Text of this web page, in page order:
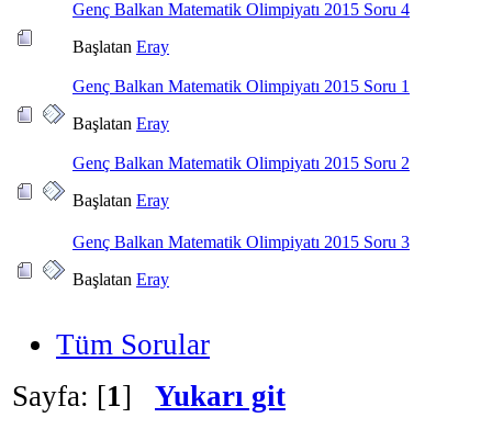
Genç Balkan Matematik Olimpiyatı 2015 Soru 4
Başlatan Eray
Genç Balkan Matematik Olimpiyatı 2015 Soru 1
Başlatan Eray
Genç Balkan Matematik Olimpiyatı 2015 Soru 2
Başlatan Eray
Genç Balkan Matematik Olimpiyatı 2015 Soru 3
Başlatan Eray
Tüm Sorular
Sayfa: [1] Yukarı git